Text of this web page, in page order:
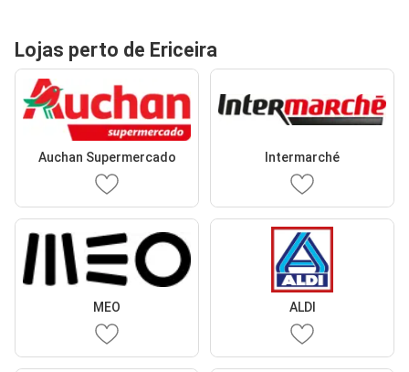
Lojas perto de Ericeira
Auchan Supermercado Intermarché
MEO ALDI